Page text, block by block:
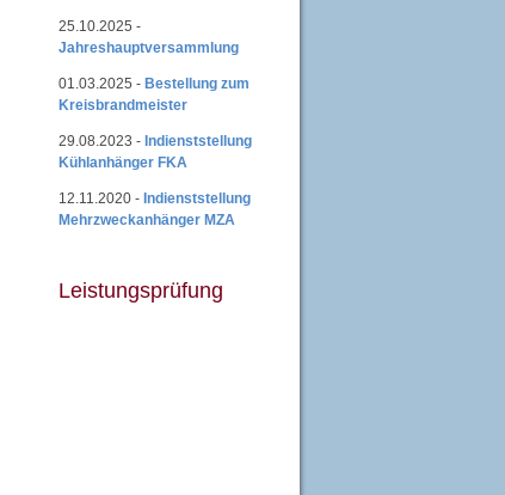
25.10.2025 -
Jahreshauptversammlung
01.03.2025 - Bestellung zum
Kreisbrandmeister
29.08.2023 - Indienststellung
Kühlanhänger FKA
12.11.2020 - Indienststellung
Mehrzweckanhänger MZA
Leistungsprüfung